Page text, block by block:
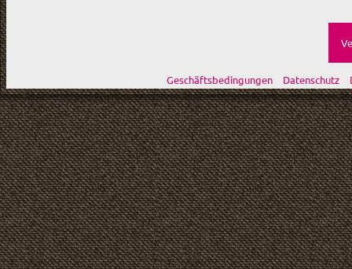
Geschäftsbedingungen Datenschutz